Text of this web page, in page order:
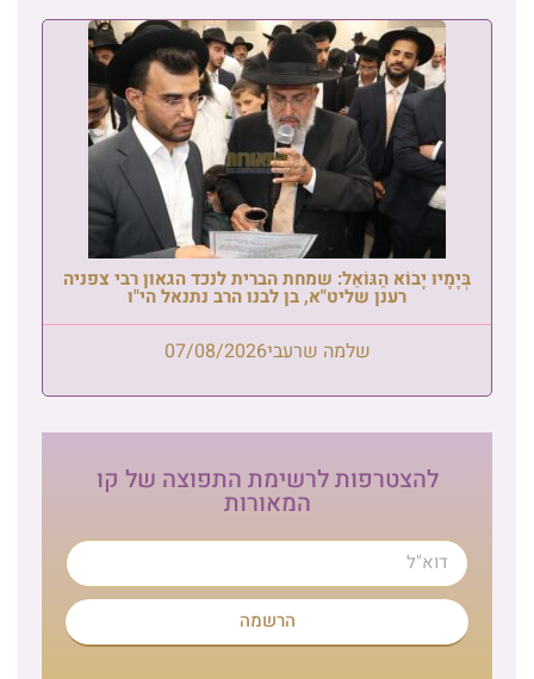
בְּיָמָיו יָבוֹא הַגּוֹאֵל: שמחת הברית לנכד הגאון רבי צפניה
רענן שליט"א, בן לבנו הרב נתנאל הי"ו
שלמה שרעבי07/08/2026
להצטרפות לרשימת התפוצה של קו
המאורות
הרשמה